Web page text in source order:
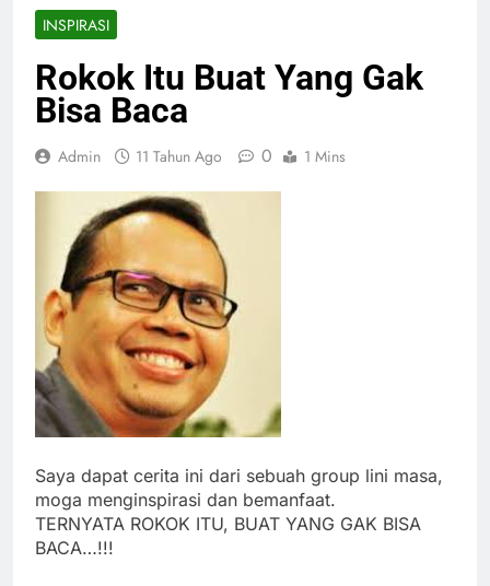
INSPIRASI
Rokok Itu Buat Yang Gak
Bisa Baca
Admin 11 Tahun Ago 0 1 Mins
Saya dapat cerita ini dari sebuah group lini masa,
moga menginspirasi dan bemanfaat.
TERNYATA ROKOK ITU, BUAT YANG GAK BISA
BACA…!!!